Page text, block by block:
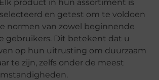
product in hun assortiment is
en getest om te voldoen
normen van zowel beginnende
gebruikers. Dit betekent dat u
op hun uitrusting om duurzaam
te zijn, zelfs onder de meest